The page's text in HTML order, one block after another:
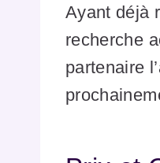
Ayant déjà
recherche
partenaire